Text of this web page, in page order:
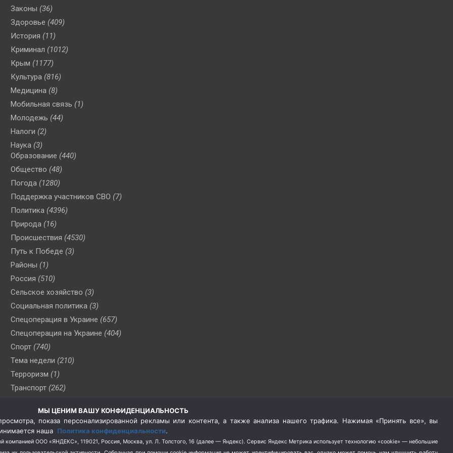
Законы (36)
Здоровье (409)
История (11)
Криминал (1012)
Крым (1177)
Культура (816)
Медицина (8)
Мобильная связь (1)
Молодежь (44)
Налоги (2)
Наука (3)
Образование (440)
Общество (48)
Погода (1280)
Поддержка участников СВО (7)
Политика (4396)
Природа (16)
Происшествия (4530)
Путь к Победе (3)
Районы (1)
Россия (510)
Сельское хозяйство (3)
Социальная политика (3)
Спецоперация в Украине (657)
Спецоперация на Украине (404)
Спорт (740)
Тема недели (210)
Терроризм (1)
Транспорт (262)
(76)
Цены (2)
Школа и спорт (2)
МЫ ЦЕНИМ ВАШУ КОНФИДЕНЦИАЛЬНОСТЬ
показа персонализированной рекламы или контента, а также анализа нашего трафика. Нажимая «Принять все», вы
наша Политика конфиденциальности.
компанией ООО «ЯНДЕКС», 119021, Россия, Москва, ул. Л. Толстого, 16 (далее — Яндекс). Сервис Яндекс Метрика использует технологию «cookie» — небольшие